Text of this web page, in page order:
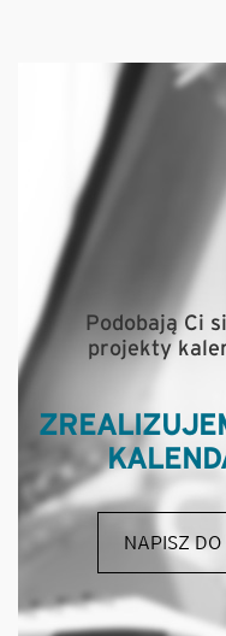
Podobają Ci
projekty
NAPISZ DO